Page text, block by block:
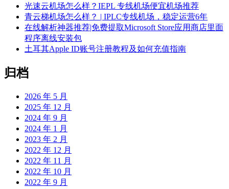
光速云机场怎么样？IEPL 专线机场便宜机场推荐
青云梯机场怎么样？ | IPLC专线机场，稳定运营6年
在线解析神器推荐|免费提取Microsoft Store应用商店里面
程序离线安装包
土耳其Apple ID账号注册教程及如何充值指南
归档
2026 年 5 月
2025 年 12 月
2024 年 9 月
2024 年 1 月
2023 年 2 月
2022 年 12 月
2022 年 11 月
2022 年 10 月
2022 年 9 月